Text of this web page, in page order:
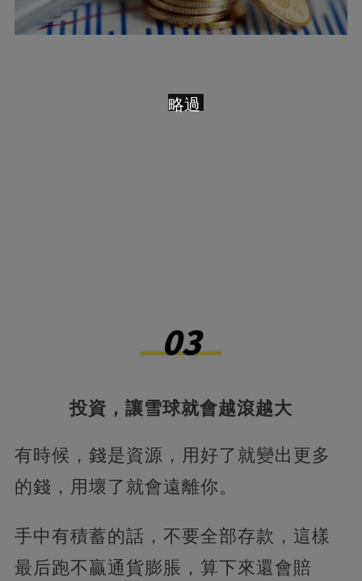
投資，讓雪球就會越滾越大
有時候，錢是資源，用好了就變出更多
的錢，用壞了就會遠離你。
手中有積蓄的話，不要全部存款，這樣
最后跑不贏通貨膨脹，算下來還會賠
略過